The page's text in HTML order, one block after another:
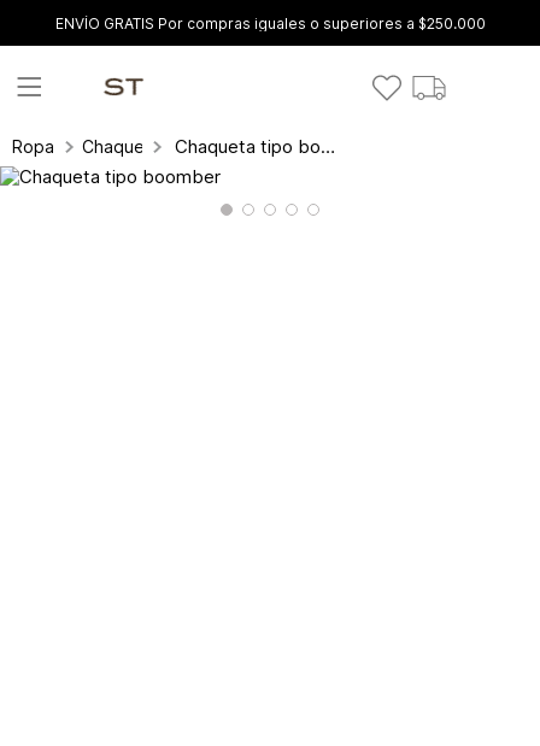
ENVÍO GRATIS Por compras iguales o superiores a $250.000
Ropa Chaquetas Chaqueta tipo boomber